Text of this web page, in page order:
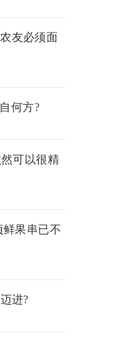
友必须面
何方?
可以很精
鲜果串已不
进?